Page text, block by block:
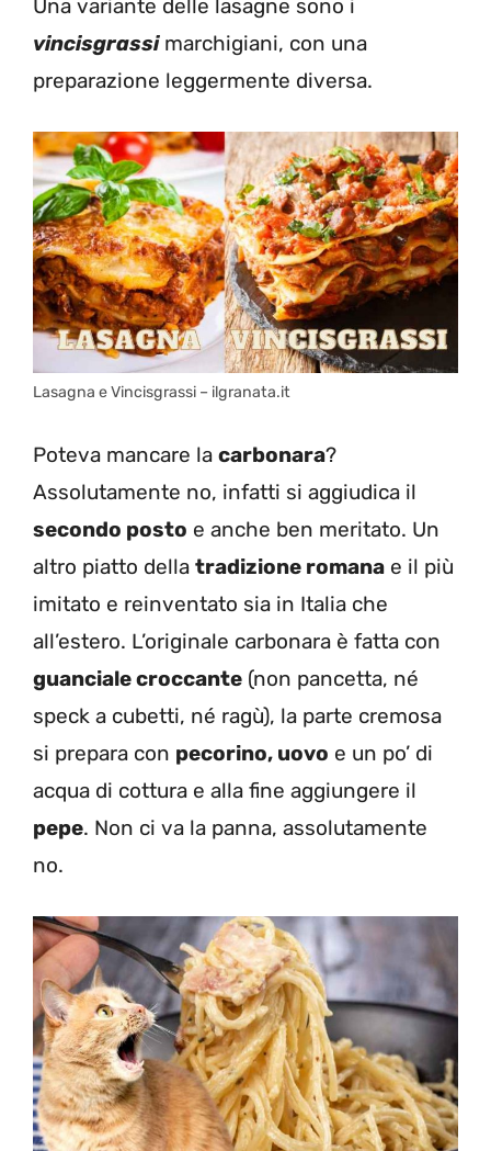
Una variante delle lasagne sono i
vincisgrassi marchigiani, con una
preparazione leggermente diversa.
Lasagna e Vincisgrassi – ilgranata.it
Poteva mancare la carbonara?
Assolutamente no, infatti si aggiudica il
secondo posto e anche ben meritato. Un
altro piatto della tradizione romana e il più
imitato e reinventato sia in Italia che
all’estero. L’originale carbonara è fatta con
guanciale croccante (non pancetta, né
speck a cubetti, né ragù), la parte cremosa
si prepara con pecorino, uovo e un po’ di
acqua di cottura e alla fine aggiungere il
pepe. Non ci va la panna, assolutamente
no.